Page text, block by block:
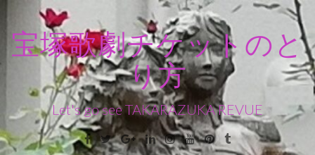
ン
ス
キ
宝塚歌劇チケットのと
り方
Let's go see TAKARAZUKA REVUE
Facebook
TwitterGoogle+LinkedinInstagram
YoutubePinterest
Tumblr